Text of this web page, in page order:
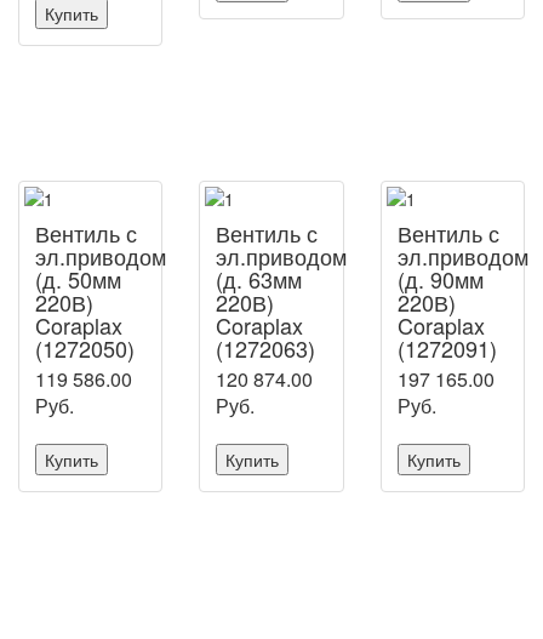
Купить
Вентиль с
эл.приводом
(д. 50мм
220В)
Coraplax
(1272050)
119 586.00
Руб.
Купить
Вентиль с
эл.приводом
(д. 63мм
220В)
Coraplax
(1272063)
120 874.00
Руб.
Купить
Вентиль с
эл.приводом
(д. 90мм
220В)
Coraplax
(1272091)
197 165.00
Руб.
Купить